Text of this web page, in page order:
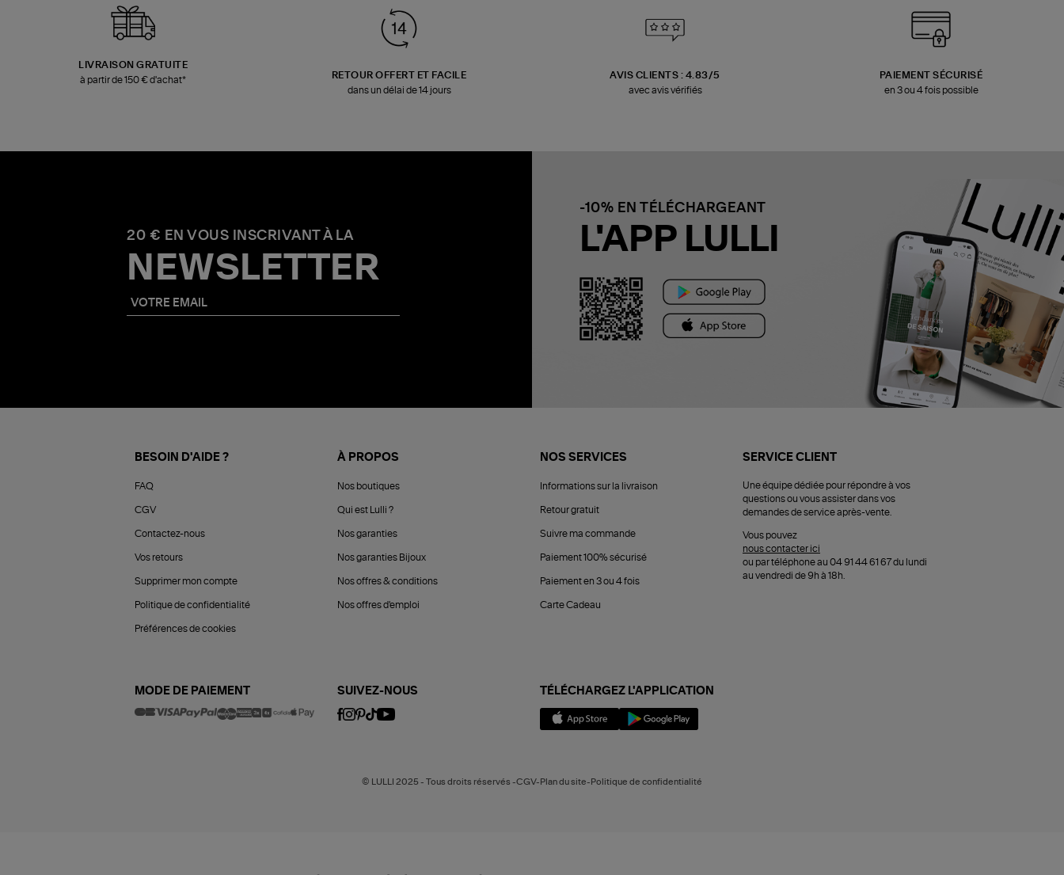
LIVRAISON GRATUITE
à partir de 150 € d'achat*
RETOUR OFFERT ET FACILE
dans un délai de 14 jours
AVIS CLIENTS : 4.83/5
avec avis vérifiés
PAIEMENT SÉCURISÉ
en 3 ou 4 fois possible
20 € EN VOUS INSCRIVANT À LA
NEWSLETTER
-10% EN TÉLÉCHARGEANT
L'APP LULLI
BESOIN D'AIDE ?
FAQ
CGV
Contactez-nous
Vos retours
Supprimer mon compte
Politique de confidentialité
Préférences de cookies
À PROPOS
Nos boutiques
Qui est Lulli ?
Nos garanties
Nos garanties Bijoux
Nos offres & conditions
Nos offres d'emploi
NOS SERVICES
Informations sur la livraison
Retour gratuit
Suivre ma commande
Paiement 100% sécurisé
Paiement en 3 ou 4 fois
Carte Cadeau
SERVICE CLIENT
Une équipe dédiée pour répondre à vos
questions ou vous assister dans vos
demandes de service après-vente.
Vous pouvez
nous contacter ici
ou par téléphone au 04 91 44 61 67 du lundi
au vendredi de 9h à 18h.
MODE DE PAIEMENT SUIVEZ-NOUS TÉLÉCHARGEZ L'APPLICATION
© LULLI 2025 - Tous droits réservés -CGV-Plan du site-Politique de confidentialité